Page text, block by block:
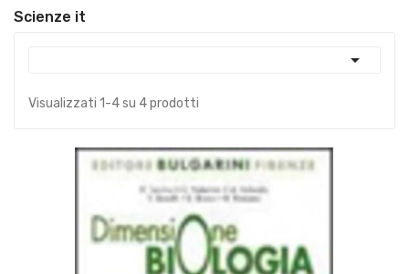
Scienze it

Visualizzati 1-4 su 4 prodotti